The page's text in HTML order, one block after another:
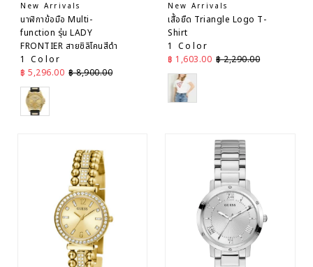
New Arrivals
นาฬิกาข้อมือ Multi-
function รุ่น LADY
FRONTIER สายซิลิโคนสีดำ
1 Color
ราคาลด
฿ 5,296.00 ราคาปกติ
฿ 8,900.00
Gold
New Arrivals
เสื้อยืด Triangle Logo T-
Shirt
1 Color
ราคาลด
฿ 1,603.00 ราคาปกติ
฿ 2,290.00
White